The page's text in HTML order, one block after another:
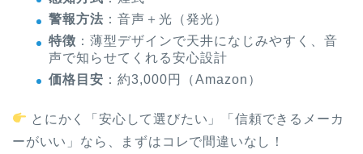
警報方法 ：音声＋光（発光）
特徴 ：薄型デザインで天井になじみやすく、音
声で知らせてくれる安心設計
価格目安 ：約3,000円（Amazon）
とにかく「安心して選びたい」「信頼できるメーカ
ーがいい」なら、まずはコレで間違いなし！